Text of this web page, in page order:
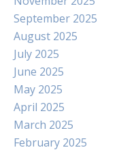
September 2025
August 2025
July 2025
June 2025
May 2025
April 2025
March 2025
February 2025